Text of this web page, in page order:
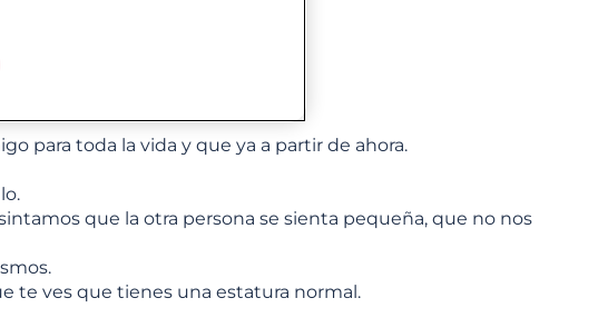
para toda la vida y que ya a partir de ahora.
que la otra persona se sienta pequeña, que no nos
te ves que tienes una estatura normal.